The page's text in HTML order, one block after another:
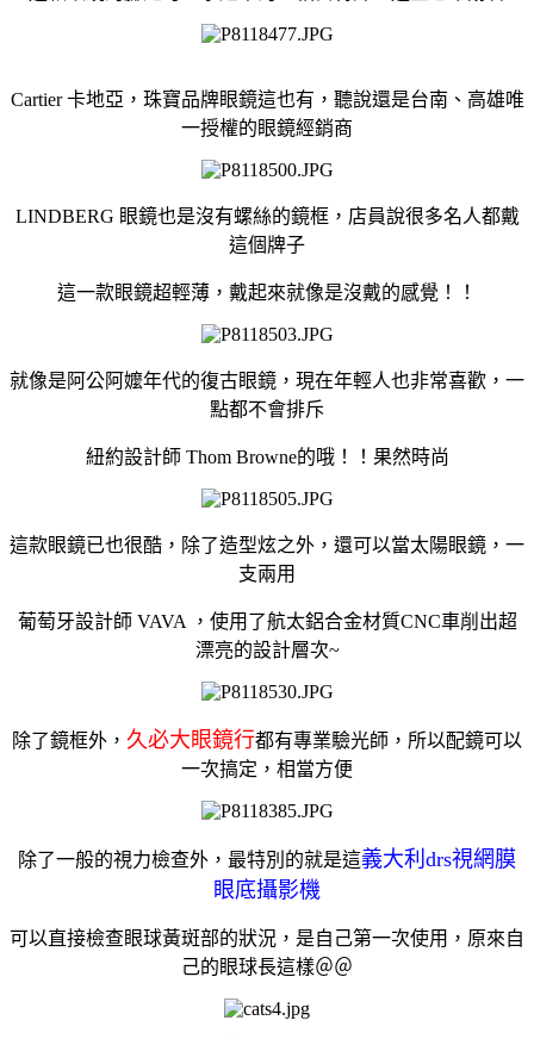
Cartier 卡地亞，珠寶品牌眼鏡這也有，聽說還是台南、高雄唯
一授權的眼鏡經銷商
LINDBERG 眼鏡也是沒有螺絲的鏡框，店員說很多名人都戴
這個牌子
這一款眼鏡超輕薄，戴起來就像是沒戴的感覺！！
就像是阿公阿嬤年代的復古眼鏡，現在年輕人也非常喜歡，一
點都不會排斥
紐約設計師 Thom Browne的哦！！果然時尚
這款眼鏡已也很酷，除了造型炫之外，還可以當太陽眼鏡，一
支兩用
葡萄牙設計師 VAVA ，使用了航太鋁合金材質CNC車削出超
漂亮的設計層次~
除了鏡框外， 久必大眼鏡行都有專業驗光師，所以配鏡可以
一次搞定，相當方便
除了一般的視力檢查外，最特別的就是這義大利drs視網膜
眼底攝影機​
可以直接檢查眼球黃斑部的狀況，是自己第一次使用，原來自
己的眼球長這樣＠＠